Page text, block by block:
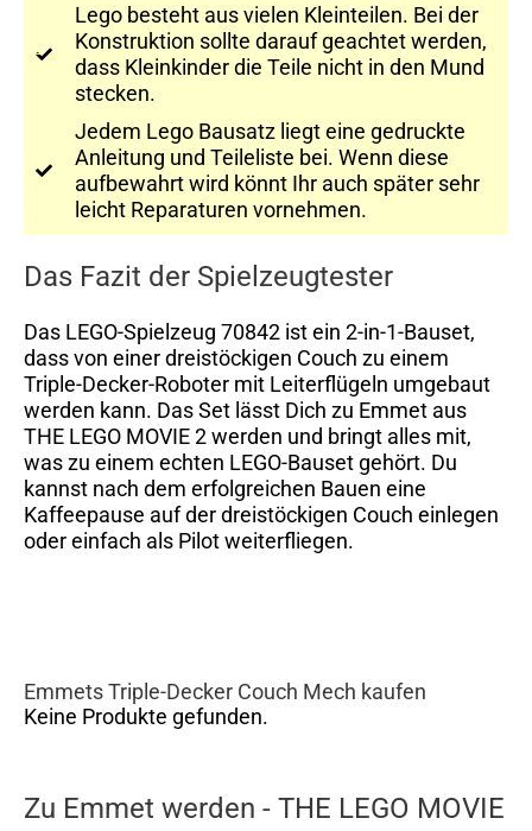
Lego besteht aus vielen Kleinteilen. Bei der
Konstruktion sollte darauf geachtet werden,
dass Kleinkinder die Teile nicht in den Mund
stecken.
Jedem Lego Bausatz liegt eine gedruckte
Anleitung und Teileliste bei. Wenn diese
aufbewahrt wird könnt Ihr auch später sehr
leicht Reparaturen vornehmen.
Das Fazit der Spielzeugtester
Das LEGO-Spielzeug 70842 ist ein 2-in-1-Bauset,
dass von einer dreistöckigen Couch zu einem
Triple-Decker-Roboter mit Leiterflügeln umgebaut
werden kann. Das Set lässt Dich zu Emmet aus
THE LEGO MOVIE 2 werden und bringt alles mit,
was zu einem echten LEGO-Bauset gehört. Du
kannst nach dem erfolgreichen Bauen eine
Kaffeepause auf der dreistöckigen Couch einlegen
oder einfach als Pilot weiterfliegen.
Emmets Triple-Decker Couch Mech kaufen
Keine Produkte gefunden.
Zu Emmet werden - THE LEGO MOVIE